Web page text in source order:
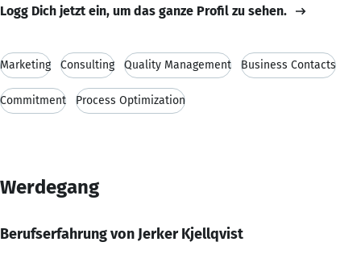
Logg Dich jetzt ein, um das ganze Profil zu sehen.
Marketing Consulting Quality Management Business Contacts
Commitment Process Optimization
Werdegang
Berufserfahrung von Jerker Kjellqvist